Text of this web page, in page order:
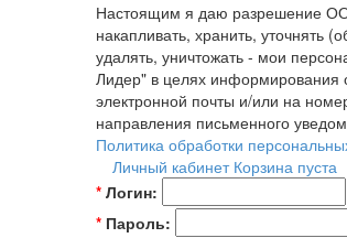
Настоящим я даю разрешение
накапливать, хранить, уточнять
удалять, уничтожать - мои
Лидер" в целях информирования
электронной почты и/или на
направления письменного
Политика обработки
Личный кабинет Корзина пуста
* Логин:
* Пароль: